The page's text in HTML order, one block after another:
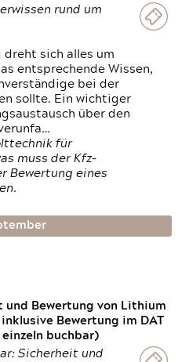
rund um
dreht sich alles um
entsprechende Wissen,
bei der
sollte. Ein wichtiger
über den
für
muss der Kfz-
Bewertung eines
und Bewertung von Lithium
Bewertung im DAT
buchbar)
Sicherheit und